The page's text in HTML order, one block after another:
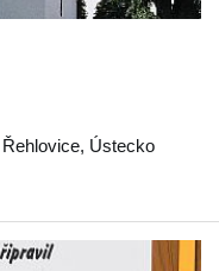
Řehlovice, Ústecko